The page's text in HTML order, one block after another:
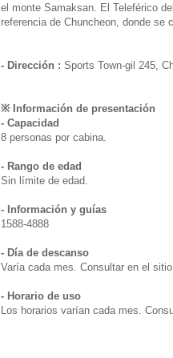
el monte Samaksan. El Teleférico
referencia de Chuncheon, donde se
- Dirección : Sports Town-gil 245,
※ Información de presentación
- Capacidad
8 personas por cabina.
- Rango de edad
Sin límite de edad.
- Información y guías
1588-4888
- Día de descanso
Varía cada mes. Consultar en el sitio
- Horario de uso
Los horarios varían cada mes.